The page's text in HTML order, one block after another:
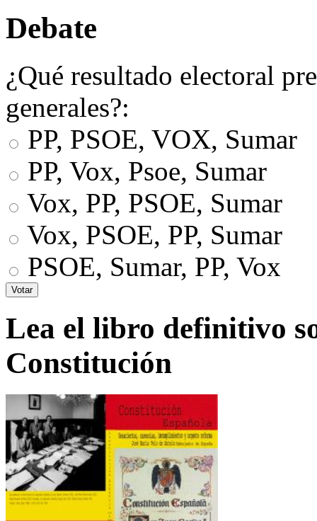
Debate
¿Qué resultado electoral
generales?:
PP, PSOE, VOX, Sumar
PP, Vox, Psoe, Sumar
Vox, PP, PSOE, Sumar
Vox, PSOE, PP, Sumar
PSOE, Sumar, PP, Vox
Lea el libro definitivo
Constitución